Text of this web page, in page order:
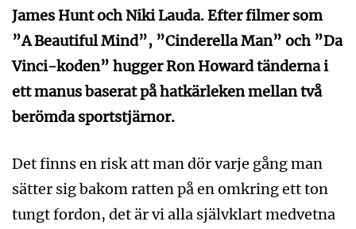
James Hunt och Niki Lauda. Efter filmer som
”A Beautiful Mind”, ”Cinderella Man” och ”Da
Vinci-koden” hugger Ron Howard tänderna i
ett manus baserat på hatkärleken mellan två
berömda sportstjärnor.
Det finns en risk att man dör varje gång man
sätter sig bakom ratten på en omkring ett ton
tungt fordon, det är vi alla självklart medvetna